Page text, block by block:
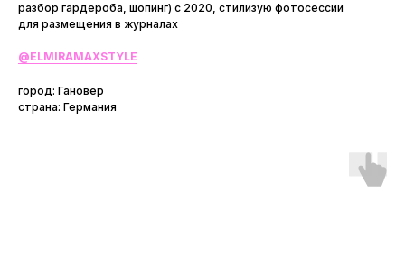
разбор гардероба, шопинг) с 2020, стилизую фотосессии
для размещения в журналах
@ELMIRAMAXSTYLE
город: Гановер
страна: Германия